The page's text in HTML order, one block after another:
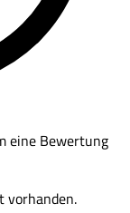
eine Bewertung
vorhanden.